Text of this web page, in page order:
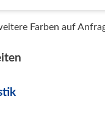
Farben auf